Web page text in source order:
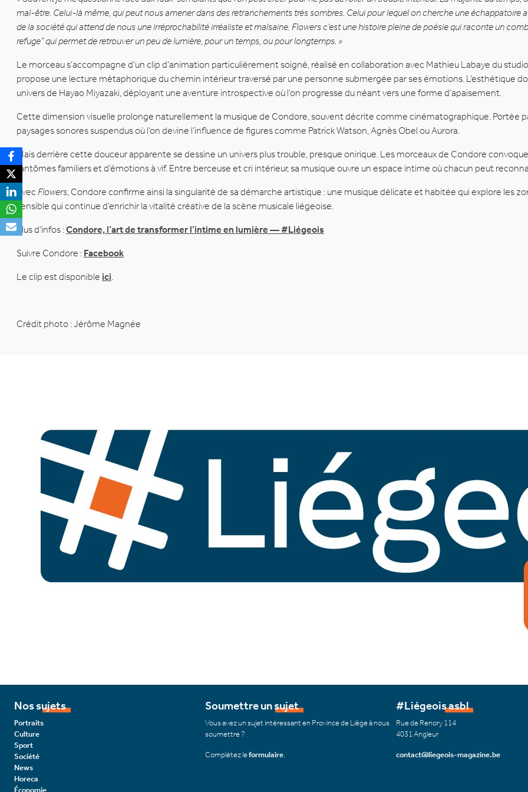
mal-être. Celui-là même, qui peut nous amener dans des retranchements très sombres. Celui pour lequel on cherche une échappatoire
de la société qui attend de nous une irréprochabilité irréaliste et malsaine. Flowers c’est une histoire pleine de poésie qui raconte un
refuge” qui permet de retrouver un peu de lumière, pour un temps, ou pour longtemps. »
Le morceau s’accompagne d’un clip d’animation particulièrement soigné, réalisé en collaboration avec Mathieu Labaye du
propose une lecture métaphorique du chemin intérieur traversé par une personne submergée par ses émotions. L’esthétique
univers de Hayao Miyazaki, déployant une aventure introspective où l’on progresse du néant vers une forme d’apaisement.
Cette dimension visuelle prolonge naturellement la musique de Condore, souvent décrite comme cinématographique. Portée
paysages sonores suspendus où l’on devine l’influence de figures comme Patrick Watson, Agnès Obel ou Aurora.
Mais derrière cette douceur apparente se dessine un univers plus trouble, presque onirique. Les morceaux de Condore
fantômes familiers et d’émotions à vif. Entre berceuse et cri intérieur, sa musique ouvre un espace intime où chacun peut
Avec Flowers, Condore confirme ainsi la singularité de sa démarche artistique : une musique délicate et habitée qui explore les
sensible qui continue d’enrichir la vitalité créative de la scène musicale liégeoise.
Plus d’infos :Condore, l’art de transformer l’intime en lumière — #Liégeois
Suivre Condore : Facebook
Le clip est disponible ici.
Crédit photo : Jérôme Magnée
Nos sujets
Portraits
Culture
Sport
Société
News
Horeca
Économie
Soumettre un sujet
Vous avez un sujet intéressant en Province de Liège à nous
soumettre ?
Complétez leformulaire
#Liégeois asbl
Rue de Renory 114
4031 Angleur
contact@liegeois-magazine.be